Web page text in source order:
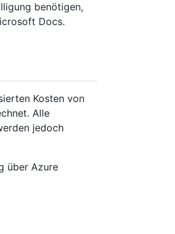
benötigen,
Docs.
Kosten von
Alle
jedoch
über Azure